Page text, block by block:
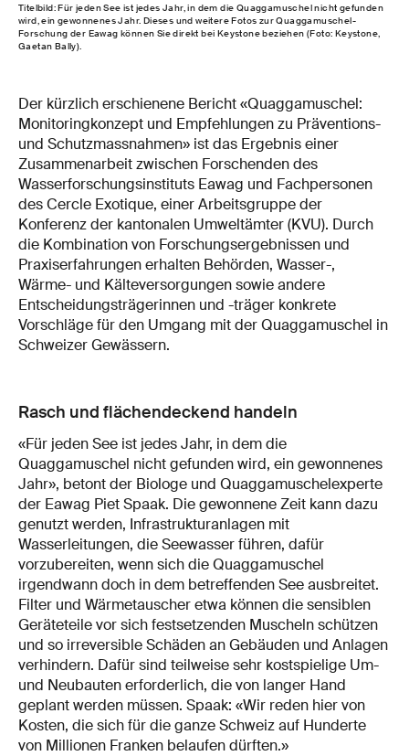
Titelbild: Für jeden See ist jedes Jahr, in dem die Quaggamuschel nicht gefunden
wird, ein gewonnenes Jahr. Dieses und weitere Fotos zur Quaggamuschel-
Forschung der Eawag können Sie direkt bei Keystone beziehen (Foto: Keystone,
Gaetan Bally).
Der kürzlich erschienene Bericht «Quaggamuschel:
Monitoringkonzept und Empfehlungen zu Präventions-
und Schutzmassnahmen» ist das Ergebnis einer
Zusammenarbeit zwischen Forschenden des
Wasserforschungsinstituts Eawag und Fachpersonen
des Cercle Exotique, einer Arbeitsgruppe der
Konferenz der kantonalen Umweltämter (KVU). Durch
die Kombination von Forschungsergebnissen und
Praxiserfahrungen erhalten Behörden, Wasser-,
Wärme- und Kälteversorgungen sowie andere
Entscheidungsträgerinnen und -träger konkrete
Vorschläge für den Umgang mit der Quaggamuschel in
Schweizer Gewässern.
Rasch und flächendeckend handeln
«Für jeden See ist jedes Jahr, in dem die
Quaggamuschel nicht gefunden wird, ein gewonnenes
Jahr», betont der Biologe und Quaggamuschelexperte
der Eawag Piet Spaak. Die gewonnene Zeit kann dazu
genutzt werden, Infrastrukturanlagen mit
Wasserleitungen, die Seewasser führen, dafür
vorzubereiten, wenn sich die Quaggamuschel
irgendwann doch in dem betreffenden See ausbreitet.
Filter und Wärmetauscher etwa können die sensiblen
Geräteteile vor sich festsetzenden Muscheln schützen
und so irreversible Schäden an Gebäuden und Anlagen
verhindern. Dafür sind teilweise sehr kostspielige Um-
und Neubauten erforderlich, die von langer Hand
geplant werden müssen. Spaak: «Wir reden hier von
Kosten, die sich für die ganze Schweiz auf Hunderte
von Millionen Franken belaufen dürften.»